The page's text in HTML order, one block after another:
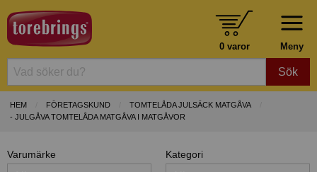
Meny
0 varor
Sök
HEM FÖRETAGSKUND
TOMTELÅDA JULSÄCK MATGÅVA
- JULGÅVA TOMTELÅDA MATGÅVA I MATGÅVOR
Varumärke Kategori